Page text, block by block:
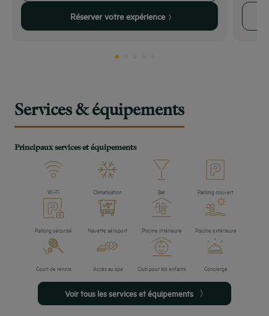
Réserver votre expérience
Services & équipements
Principaux services et équipements
Wi-Fi Climatisation Bar Parking couvert
Parking sécurisé Navette aéroport Piscine intérieure Piscine extérieure
Court de tennis Accès au spa Club pour les enfants Concierge
Voir tous les services et équipements